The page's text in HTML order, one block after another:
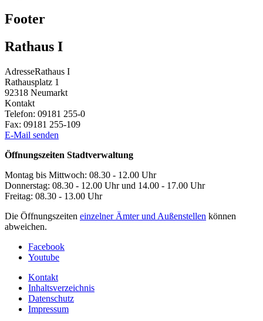
Footer
Rathaus I
AdresseRathaus I
Rathausplatz 1
92318 Neumarkt
Kontakt
Telefon: 09181 255-0
Fax: 09181 255-109
E-Mail senden
Öffnungszeiten Stadtverwaltung
Montag bis Mittwoch: 08.30 - 12.00 Uhr
Donnerstag: 08.30 - 12.00 Uhr und 14.00 - 17.00 Uhr
Freitag: 08.30 - 13.00 Uhr
Die Öffnungszeiten einzelner Ämter und Außenstellen können
abweichen.
Facebook
Youtube
Kontakt
Inhaltsverzeichnis
Datenschutz
Impressum